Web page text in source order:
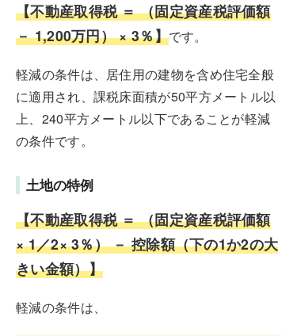
【不動産取得税 ＝ （固定資産税評価額
－ 1,200万円） × 3％】です。
軽減の条件は、居住用の建物を含め住宅全般
に適用され、課税床面積が50平方メートル以
上、240平方メートル以下であることが軽減
の条件です。
土地の特例
【不動産取得税 ＝ （固定資産税評価額
× 1／2× 3％） － 控除額（下の1か2の大
きい金額）】
軽減の条件は、